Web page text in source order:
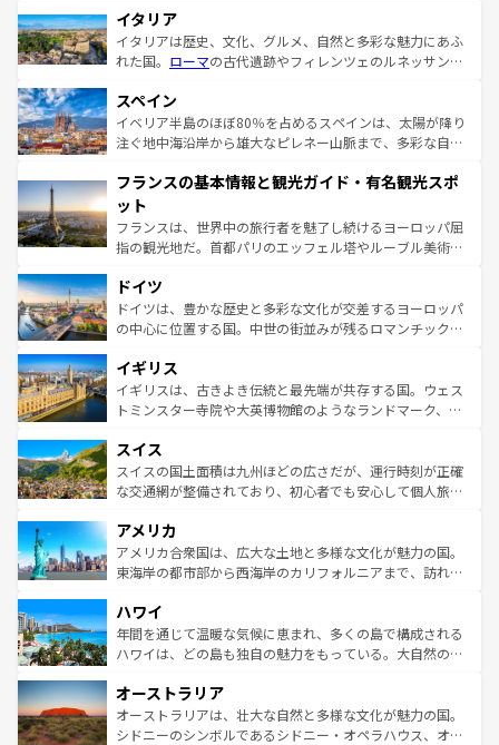
イタリア
イタリアは歴史、文化、グルメ、自然と多彩な魅力にあふ
れた国。 ローマの古代遺跡やフィレンツェのルネッサンス
ろん、トスカーナの美しい田園風景やアマルフィ海岸の絶
景など、自然景観も見逃せない。観光の合間には、本場の
ピザやパスタなど、絶品のイタリア料理を堪能することも
ませてくれるイタリアで、忘れられない旅をしてみよう！
なお、新着のイタリア情報は
しい。
スペイン
イベリア半島のほぼ80％を占めるスペインは、太陽が降り
注ぐ地中海沿岸から雄大なピレネー山脈まで、多彩な自然
文化が根付くこの国では、情熱的なフラメンコ、熱気あふ
れる闘牛、そして美味しいタパスが生活の一部となってい
る。首都マドリードの洗練された雰囲気や、バルセロナの
アートに溢れた街角から、地方では古代ローマ遺跡や中世
せる。地方によって風土や気候が異なるスペインはその個
性で訪れる人を魅了する。 なお、新着のスペイン情報は コ
ンテンツ一覧を参照してほしい。
フランスの基本情報と観光ガイド・有名観光スポ
ット
フランスは、世界中の旅行者を魅了し続けるヨーロッパ屈
指の観光地だ。首都パリのエッフェル塔やルーブル美術館
で、幅広い魅力が詰まっている。華麗な宮殿、歴史的な大
聖堂、美しいビーチ、そして豊かな自然が、訪れる者を心
から魅了する。また、フランスは美食の国としても知ら
いる。シャンパンの発祥地であるランス、プロヴァンスの
香り高いラベンダー畑など、多彩な楽しみ方が可能だ。さ
らに、パリ以外の地域にも魅力が溢れており、どの街角に
れる地方に足を運ぶとそれぞれで全く異なる文化を体験で
きるだろう。 なお、新着のフランス情報はコンテンツ一覧
を参照してほしい。
ドイツ
ドイツは、豊かな歴史と多彩な文化が交差するヨーロッパ
の中心に位置する国。中世の街並みが残るロマンチック街
顔を持つこの国は、どこを歩いても飽きることがない。ベ
ルリンの文化的活気、バイエルン州のアルプスの絶景、そ
してライン川沿いのワイン畑といった風景は必見。ビール
は、お酒好きな人にはぜひ体験してほしい。 なお、新着の
ドイツ情報はコンテンツ一覧を参照してほしい。
イギリス
イギリスは、古きよき伝統と最先端が共存する国。ウェス
トミンスター寺院や大英博物館のようなランドマーク、歴
リアごとに異なる魅力がある。また、優雅なアフタヌーン
ティー、ビール好きにはたまらない英国パブ、サッカー観
戦など、本場だからこそできる体験も豊富。イギリスを旅
ンツ一覧を参照してほしい。
スイス
スイスの国土面積は九州ほどの広さだが、運行時刻が正確
な交通網が整備されており、初心者でも安心して個人旅行
の建物がそのまま残る町や、スイスならではのユニークな
博物館もあり、アルプス観光だけでなく町歩きも満喫する
ことができる。国民の所得が高いため物価も高いが、旅行
ば市内交通費無料で観光を楽しむこともできる。 なお、新
着のスイス情報はコンテンツ一覧 を参照してほしい。
アメリカ
アメリカ合衆国は、広大な土地と多様な文化が魅力の国。
東海岸の都市部から西海岸のカリフォルニアまで、訪れる
のような巨大都市は、観光、ショッピング、エンターテイ
ンメントが詰まった刺激的なスポットだ。一方、アメリカ
西部には大自然が広がり、グランドキャニオンやイエロー
部のニューオーリンズでは、音楽と美食が融合した独特の
文化が魅力。旅行者はアメリカの各地域で異なる魅力を楽
しみながら、その多様性と豊かな歴史を感じることができ
ハワイ
年間を通じて温暖な気候に恵まれ、多くの島で構成される
ハワイは、どの島も独自の魅力をもっている。大自然の神
ワイ島は見逃せない。また、定番の観光地といえばオアフ
島だが、静かな自然を求めるならマウイ島やカウアイ島が
おすすめ。エメラルドグリーンに輝く海をはじめ、豊かな
オーストラリア
オーストラリアは、壮大な自然と多様な文化が魅力の国。
シドニーのシンボルであるシドニー・オペラハウス、オー